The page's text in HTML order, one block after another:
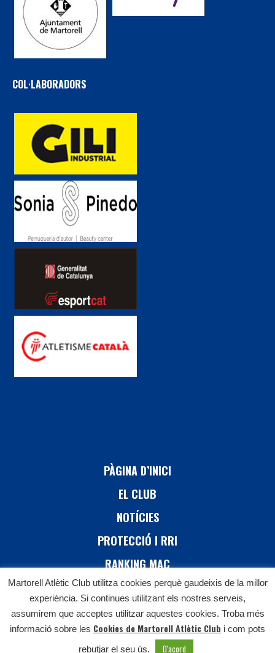
COL·LABORADORS
PÀGINA D’INICI
EL CLUB
NOTÍCIES
PROTECCIÓ I RRI
RANKING MAC
26 CURSA DE MARTORELL
CONTACTE
Martorell Atlètic Club utilitza cookies perquè gaudeixis de la millor
experiència. Si continues utilitzant els nostres serveis,
assumirem que acceptes utilitzar aquestes cookies. Troba més
informació sobre les Cookies de Martorell Atlètic Club i com pots
rebutjar el seu ús.
D'acord